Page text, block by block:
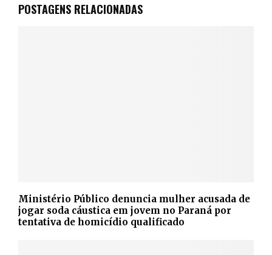
POSTAGENS RELACIONADAS
Ministério Público denuncia mulher acusada de
jogar soda cáustica em jovem no Paraná por
tentativa de homicídio qualificado